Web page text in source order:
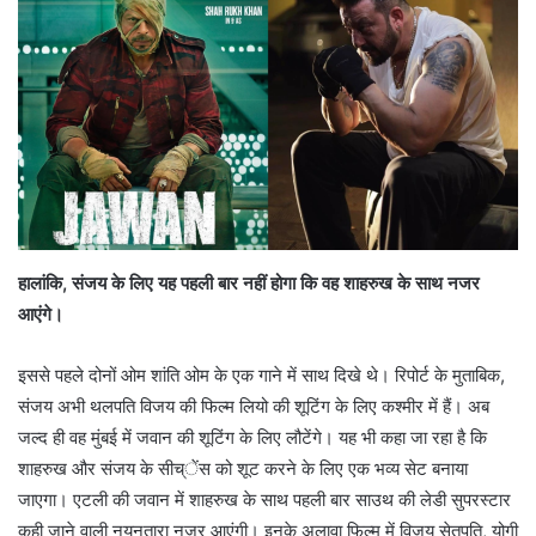
हालांकि, संजय के लिए यह पहली बार नहीं होगा कि वह शाहरुख के साथ नजर
आएंगे।
इससे पहले दोनों ओम शांति ओम के एक गाने में साथ दिखे थे। रिपोर्ट के मुताबिक,
संजय अभी थलपति विजय की फिल्म लियो की शूटिंग के लिए कश्मीर में हैं। अब
जल्द ही वह मुंबई में जवान की शूटिंग के लिए लौटेंगे। यह भी कहा जा रहा है कि
शाहरुख और संजय के सीच्ेंस को शूट करने के लिए एक भव्य सेट बनाया
जाएगा। एटली की जवान में शाहरुख के साथ पहली बार साउथ की लेडी सुपरस्टार
कही जाने वाली नयनतारा नजर आएंगी। इनके अलावा फिल्म में विजय सेतुपति, योगी